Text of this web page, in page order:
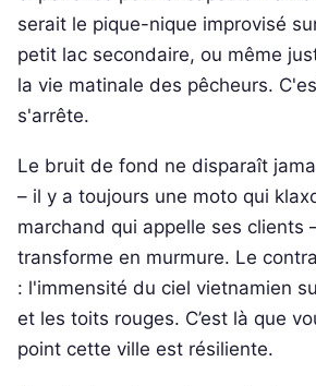
serait le pique-nique improvisé
petit lac secondaire, ou même
la vie matinale des pêcheurs.
s'arrête.
Le bruit de fond ne disparaît
– il y a toujours une moto qui
marchand qui appelle ses clients
transforme en murmure. Le
: l'immensité du ciel vietnamien
et les toits rouges. C’est là que
point cette ville est résiliente.